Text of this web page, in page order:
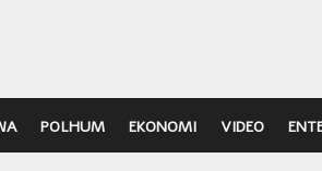
POLHUM EKONOMI VIDEO